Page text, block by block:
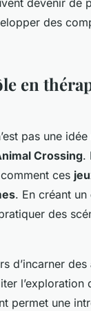
à
devenir de
des
en
pas une
Crossing.
ces
. En créant un
des
d’incarner des
l’exploration
permet une